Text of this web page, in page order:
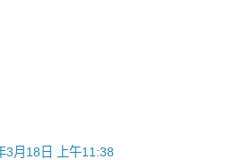
3月18日 上午11:38